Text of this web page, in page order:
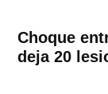
Choque
deja 20